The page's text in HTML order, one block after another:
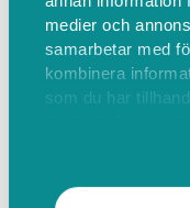
medier och
samarbetar med
kombinera
som du har
Varmt välkomna
måleri och en
MER INFO SNART!